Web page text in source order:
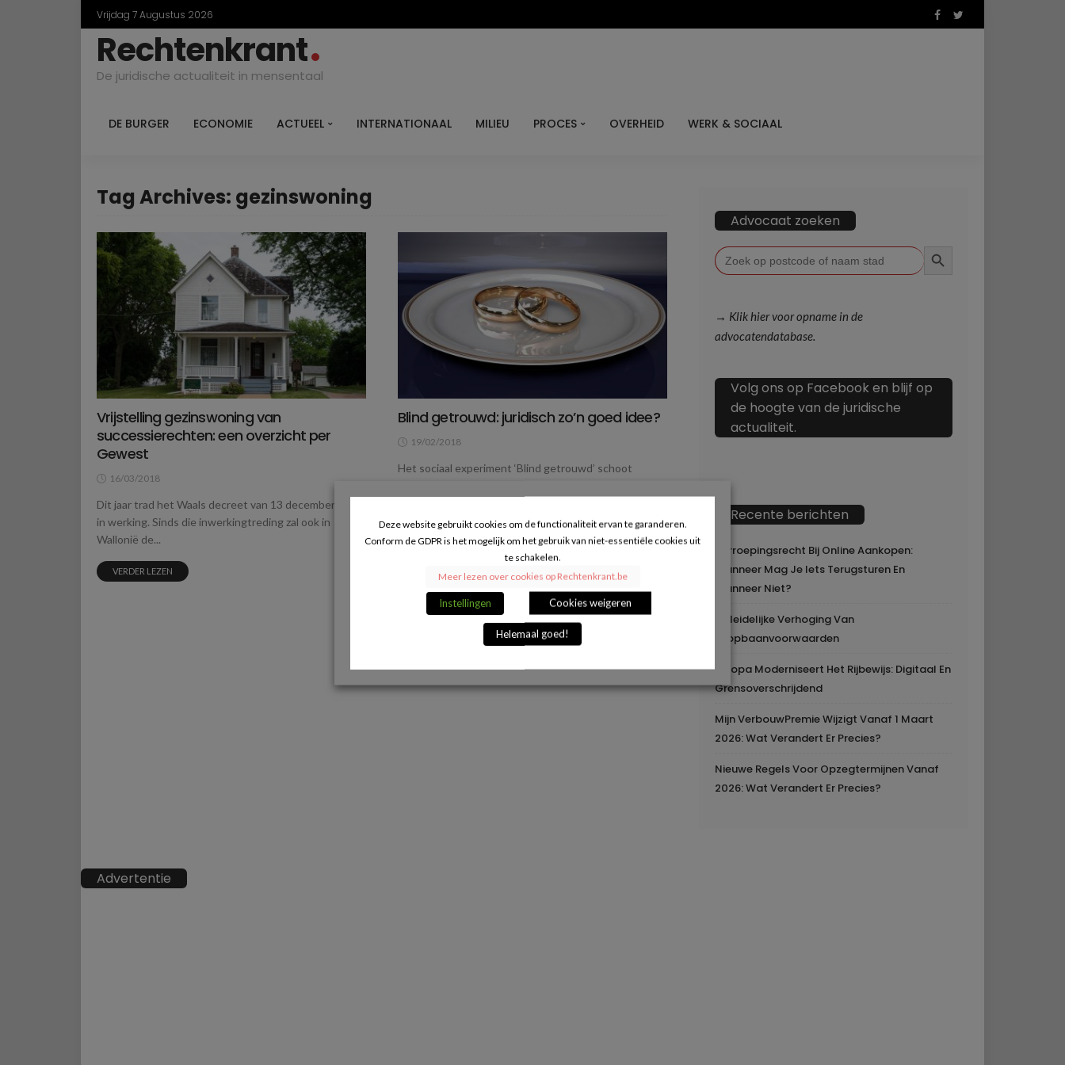
Vrijdag 7 Augustus 2026
Rechtenkrant
De juridische actualiteit in mensentaal
DE BURGER ECONOMIE ACTUEEL INTERNATIONAAL MILIEU PROCES OVERHEID WERK & SOCIAAL
Tag Archives: gezinswoning
Vrijstelling gezinswoning van
successierechten: een overzicht per
Gewest
16/03/2018
Dit jaar trad het Waals decreet van 13 december 2017
in werking. Sinds die inwerkingtreding zal ook in
Wallonië de...
VERDER LEZEN
Blind getrouwd: juridisch zo’n goed idee?
19/02/2018
Het sociaal experiment ‘Blind getrouwd’ schoot
Advocaat zoeken
Zoek
naar:
→ Klik hier voor opname in de
advocatendatabase.
Volg ons op Facebook en blijf op
de hoogte van de juridische
actualiteit.
Recente berichten
Herroepingsrecht Bij Online Aankopen:
Wanneer Mag Je Iets Terugsturen En
Wanneer Niet?
Geleidelijke Verhoging Van
Loopbaanvoorwaarden
Europa Moderniseert Het Rijbewijs: Digitaal En
Grensoverschrijdend
Mijn VerbouwPremie Wijzigt Vanaf 1 Maart
2026: Wat Verandert Er Precies?
Nieuwe Regels Voor Opzegtermijnen Vanaf
2026: Wat Verandert Er Precies?
Advertentie
Deze website gebruikt cookies om de functionaliteit ervan te garanderen.
Conform de GDPR is het mogelijk om het gebruik van niet-essentiële cookies uit
te schakelen.
Meer lezen over cookies op Rechtenkrant.be
Instellingen Cookies weigeren
Helemaal goed!